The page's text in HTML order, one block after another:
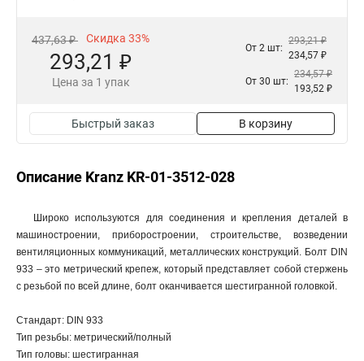
437,63 ₽ Скидка 33%
293,21 ₽
Цена за 1 упак
От 2 шт:
293,21 ₽
234,57 ₽
От 30 шт:
234,57 ₽
193,52 ₽
Быстрый заказ В корзину
Описание Kranz KR-01-3512-028
Широко используются для соединения и крепления деталей в
машиностроении, приборостроении, строительстве, возведении
вентиляционных коммуникаций, металлических конструкций. Болт DIN
933 – это метрический крепеж, который представляет собой стержень
с резьбой по всей длине, болт оканчивается шестигранной головкой.
Стандарт: DIN 933
Тип резьбы: метрический/полный
Тип головы: шестигранная